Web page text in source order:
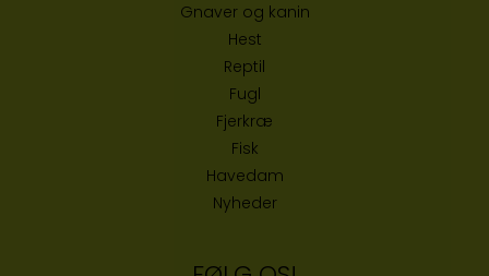
Gnaver og kanin
Hest
Reptil
Fugl
Fjerkræ
Fisk
Havedam
Nyheder